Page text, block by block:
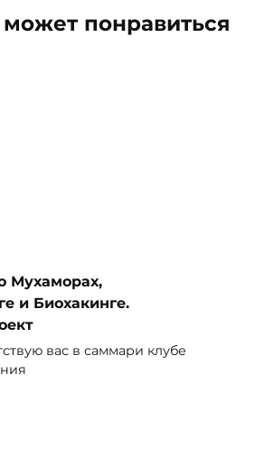
понравиться
Мухаморах,
и Биохакинге.
вас в саммари клубе